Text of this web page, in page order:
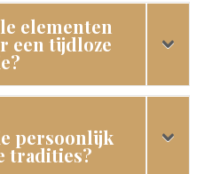
elementen
een tijdloze
persoonlijk
tradities?